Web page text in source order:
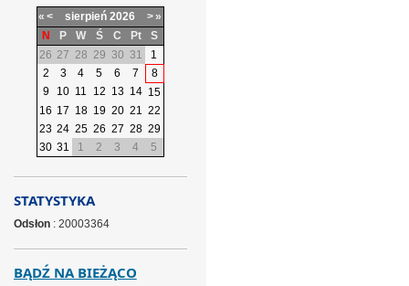
« < sierpień 2026 >»
N
P W Ś C Pt
S
26 27 28 29 30 31
1
2
3 4 5 6 7
8
9
10 11 12 13 14 15
16 17 18 19 20 21 22
23 24 25 26 27 28 29
30 31 1 2 3 4 5
STATYSTYKA
Odsłon: 20003364
BĄDŹ NA BIEŻĄCO